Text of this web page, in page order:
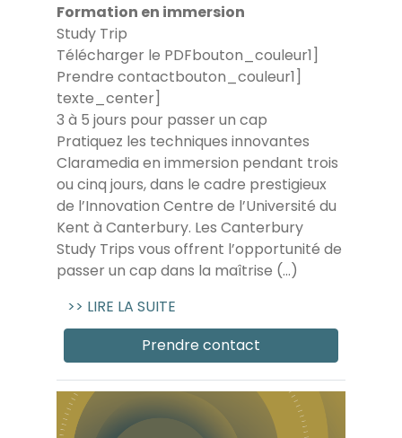
Formation en immersion
Study Trip
Télécharger le PDFbouton_couleur1]
Prendre contactbouton_couleur1]
texte_center]
3 à 5 jours pour passer un cap
Pratiquez les techniques innovantes
Claramedia en immersion pendant trois
ou cinq jours, dans le cadre prestigieux
de l’Innovation Centre de l’Université du
Kent à Canterbury. Les Canterbury
Study Trips vous offrent l’opportunité de
passer un cap dans la maîtrise (…)
>> LIRE LA SUITE
Prendre contact